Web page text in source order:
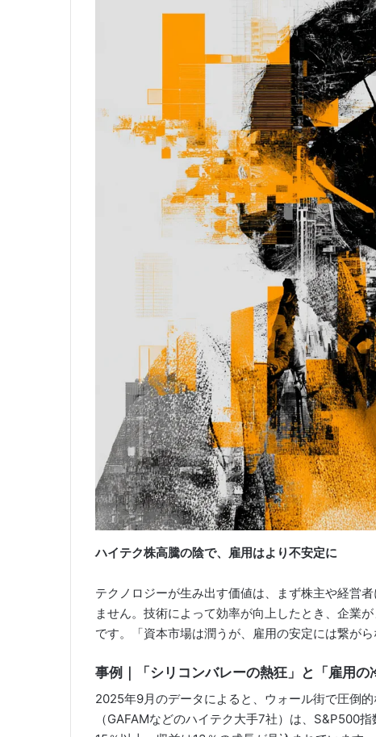
ハイテク株高騰の陰で、雇用はより不安定に
テクノロジーが生み出す価値は、まず株主や経営
ません。技術によって効率が向上したとき、企業
です。「資本市場は潤うが、雇用の安定には繋が
事例｜「シリコンバレーの熱狂」と「雇用の
2025年9月のデータによると、ウォール街で圧倒
（GAFAMなどのハイテク大手7社）は、S&P500